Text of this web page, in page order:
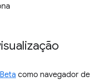
Beta como navegador de